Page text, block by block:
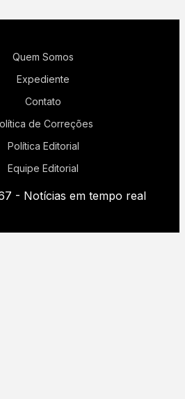
Quem Somos
Expediente
Contato
de Correções
Política Editorial
Equipe Editorial
- Notícias em tempo real